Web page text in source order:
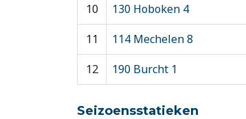
10
130 Hoboken 4
11
114 Mechelen 8
12
190 Burcht 1
Seizoensstatieken